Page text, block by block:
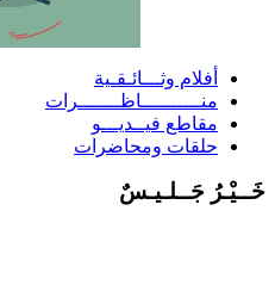
أفلام وثـــائـقـية
منــــــــــاظـــــــرات
مقاطع فيــديـــو
حلقات ومحاضرات
جَــلـيـسٌ